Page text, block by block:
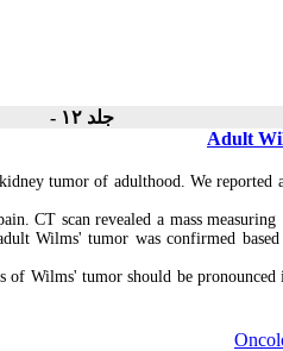
جلد ۱۲ -
Adult
tumor of adulthood. We reported
CT scan revealed a mass
Wilms' tumor was confirmed
Wilms' tumor should be